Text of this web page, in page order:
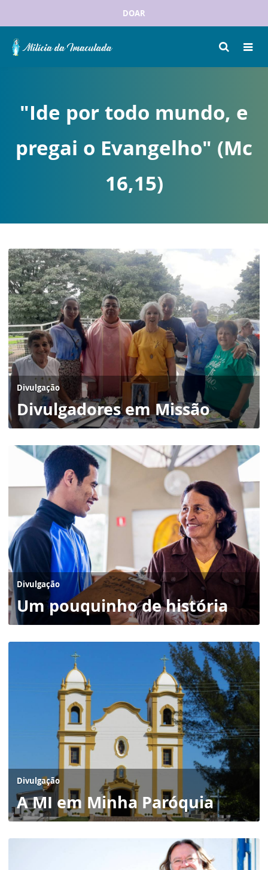
DOAR
"Ide por todo mundo, e
pregai o Evangelho" (Mc
16,15)
Divulgação
Divulgadores em Missão
Divulgação
Um pouquinho de história
Divulgação
A MI em Minha Paróquia